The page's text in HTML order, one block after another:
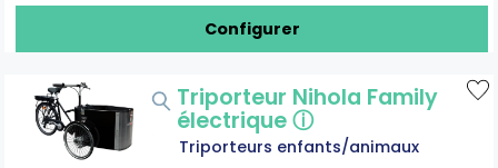
Configurer
Triporteur Nihola Family
électriqueⓘ
Triporteurs enfants/animaux